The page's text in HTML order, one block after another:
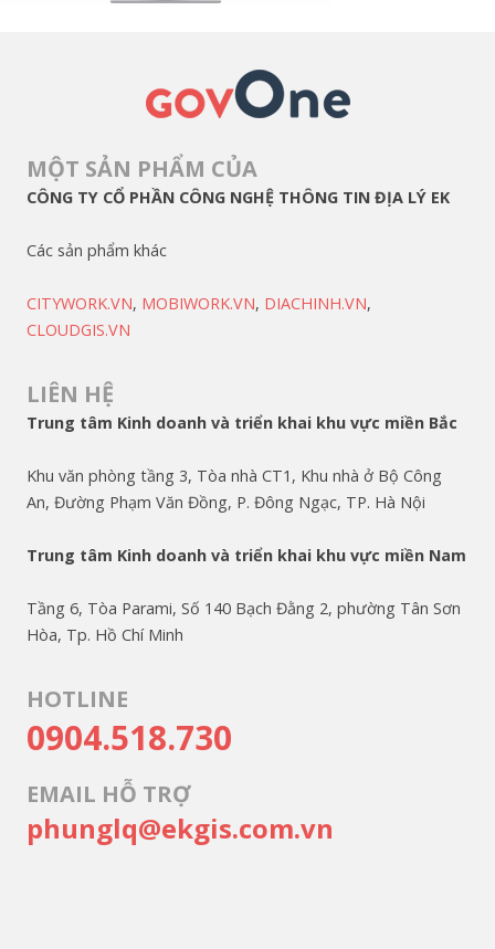
MỘT SẢN PHẨM CỦA
CÔNG TY CỔ PHẦN CÔNG NGHỆ THÔNG TIN ĐỊA LÝ EK
Các sản phẩm khác
CITYWORK.VN, MOBIWORK.VN, DIACHINH.VN,
CLOUDGIS.VN
LIÊN HỆ
Trung tâm Kinh doanh và triển khai khu vực miền Bắc
Khu văn phòng tầng 3, Tòa nhà CT1, Khu nhà ở Bộ Công
An, Đường Phạm Văn Đồng, P. Đông Ngạc, TP. Hà Nội
Trung tâm Kinh doanh và triển khai khu vực miền Nam
Tầng 6, Tòa Parami, Số 140 Bạch Đằng 2, phường Tân Sơn
Hòa, Tp. Hồ Chí Minh
HOTLINE
0904.518.730
EMAIL HỖ TRỢ
phunglq@ekgis.com.vn